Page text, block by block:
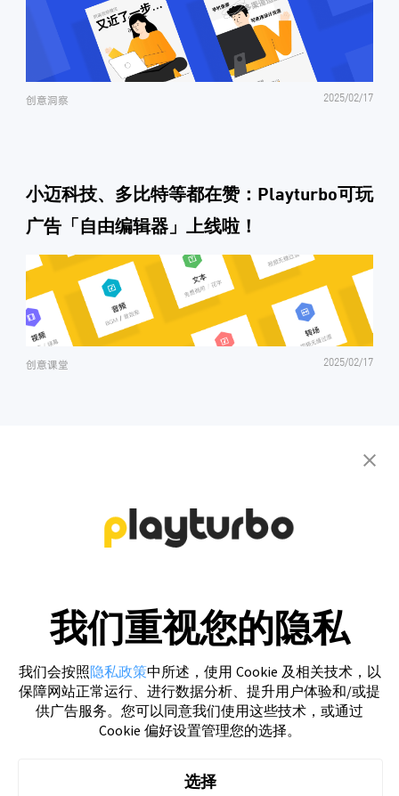
创意洞察 2025/02/17
小迈科技、多比特等都在赞：Playturbo可玩
广告「自由编辑器」上线啦！
创意课堂 2025/02/17
免费注册
Playturbo 创意自动化制作平台可帮助广告主实现多种广告素材自
我们重视您的隐私
我们会按照隐私政策中所述，使用 Cookie 及相关技术，以
保障网站正常运行、进行数据分析、提升用户体验和/或提
供广告服务。您可以同意我们使用这些技术，或通过
Cookie 偏好设置管理您的选择。
选择